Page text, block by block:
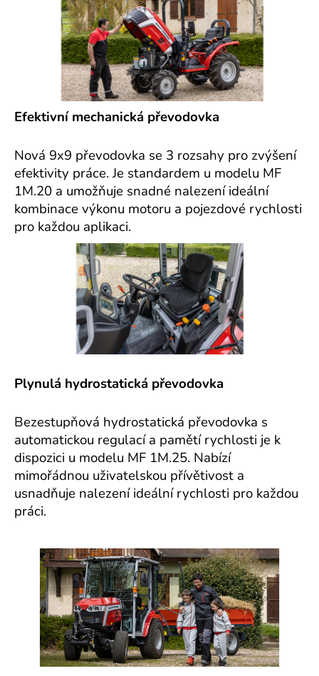
Efektivní mechanická převodovka
Nová 9x9 převodovka se 3 rozsahy pro zvýšení
efektivity práce. Je standardem u modelu MF
1M.20 a umožňuje snadné nalezení ideální
kombinace výkonu motoru a pojezdové rychlosti
pro každou aplikaci.
Plynulá hydrostatická převodovka
Bezestupňová hydrostatická převodovka s
automatickou regulací a pamětí rychlosti je k
dispozici u modelu MF 1M.25. Nabízí
mimořádnou uživatelskou přívětivost a
usnadňuje nalezení ideální rychlosti pro každou
práci.